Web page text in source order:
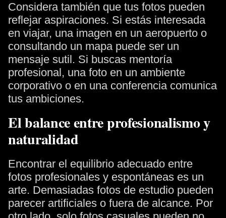
Considera también que tus fotos pueden
reflejar aspiraciones. Si estás interesada
en viajar, una imagen en un aeropuerto o
consultando un mapa puede ser un
mensaje sutil. Si buscas mentoría
profesional, una foto en un ambiente
corporativo o en una conferencia comunica
tus ambiciones.
El balance entre profesionalismo y
naturalidad
Encontrar el equilibrio adecuado entre
fotos profesionales y espontáneas es un
arte. Demasiadas fotos de estudio pueden
parecer artificiales o fuera de alcance. Por